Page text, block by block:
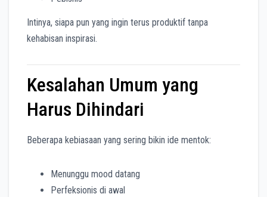
Intinya, siapa pun yang ingin terus produktif tanpa
kehabisan inspirasi.
Kesalahan Umum yang
Harus Dihindari
Beberapa kebiasaan yang sering bikin ide mentok:
Menunggu mood datang
Perfeksionis di awal